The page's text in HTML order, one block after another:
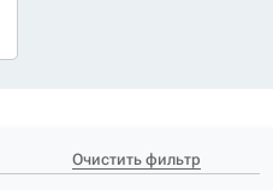
Очистить фильтр